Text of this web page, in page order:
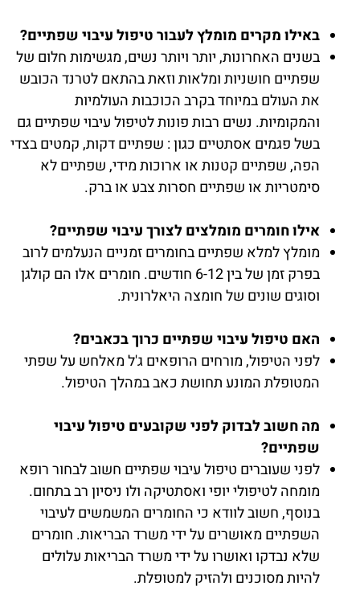
באילו מקרים מומלץ לעבור טיפול עיבוי שפתיים?
בשנים האחרונות, יותר ויותר נשים, מגשימות חלום של
שפתיים חושניות ומלאות וזאת בהתאם לטרנד הכובש
את העולם במיוחד בקרב הכוכבות העולמיות
והמקומיות. נשים רבות פונות לטיפול עיבוי שפתיים גם
בשל פגמים אסתטיים כגון : שפתיים דקות, קמטים בצדי
הפה, שפתיים קטנות או ארוכות מידי, שפתיים לא
סימטריות או שפתיים חסרות צבע או ברק.
אילו חומרים מומלצים לצורך עיבוי שפתיים?
מומלץ למלא שפתיים בחומרים זמניים הנעלמים לרוב
בפרק זמן של בין 6-12 חודשים. חומרים אלו הם קולגן
וסוגים שונים של חומצה היאלרונית.
האם טיפול עיבוי שפתיים כרוך בכאבים?
לפני הטיפול, מורחים הרופאים ג'ל מאלחש על שפתי
המטופלת המונע תחושת כאב במהלך הטיפול.
מה חשוב לבדוק לפני שקובעים טיפול עיבוי
שפתיים?
לפני שעוברים טיפול עיבוי שפתיים חשוב לבחור רופא
מומחה לטיפולי יופי ואסתטיקה ולו ניסיון רב בתחום.
בנוסף, חשוב לוודא כי החומרים המשמשים לעיבוי
השפתיים מאושרים על ידי משרד הבריאות. חומרים
שלא נבדקו ואושרו על ידי משרד הבריאות עלולים
להיות מסוכנים ולהזיק למטופלת.